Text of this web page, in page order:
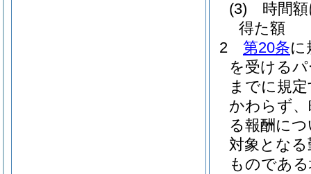
(3)
時間
得た額
2
第20条に
を受ける
までに規
かわらず
る報酬に
対象とな
ものであ